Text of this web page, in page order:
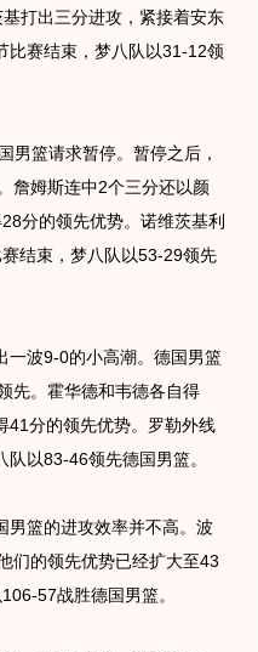
打出三分进攻，紧接着安东
比赛结束，梦八队以31-12领
篮请求暂停。暂停之后，
詹姆斯连中2个三分还以颜
分的领先优势。诺维茨基利
结束，梦八队以53-29领先
波9-0的小高潮。德国男篮
先。霍华德和韦德各自得
41分的领先优势。罗勒外线
以83-46领先德国男篮。
篮的进攻效率并不高。波
们的领先优势已经扩大至43
57战胜德国男篮。